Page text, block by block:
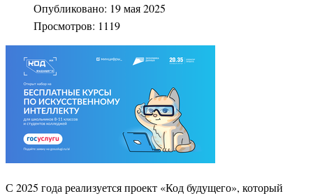
Опубликовано: 19 мая 2025
Просмотров: 1119
С 2025 года реализуется проект «Код будущего», который